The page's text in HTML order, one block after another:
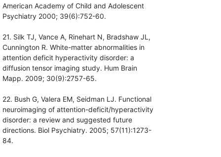
American Academy of Child and Adolescent
Psychiatry 2000; 39(6):752-60.
21. Silk TJ, Vance A, Rinehart N, Bradshaw JL,
Cunnington R. White-matter abnormalities in
attention deficit hyperactivity disorder: a
diffusion tensor imaging study. Hum Brain
Mapp. 2009; 30(9):2757-65.
22. Bush G, Valera EM, Seidman LJ. Functional
neuroimaging of attention-deficit/hyperactivity
disorder: a review and suggested future
directions. Biol Psychiatry. 2005; 57(11):1273-
84.